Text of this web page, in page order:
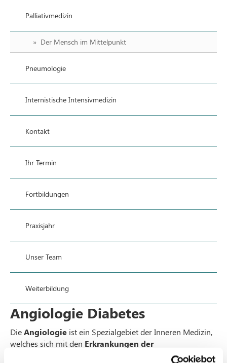
Palliativmedizin
Der Mensch im Mittelpunkt
Pneumologie
Internistische Intensivmedizin
Kontakt
Ihr Termin
Fortbildungen
Praxisjahr
Unser Team
Weiterbildung
Angiologie Diabetes
DieAngiologie ist ein Spezialgebiet der Inneren Medizin,
welches sich mit den Erkrankungen der
kommt aus